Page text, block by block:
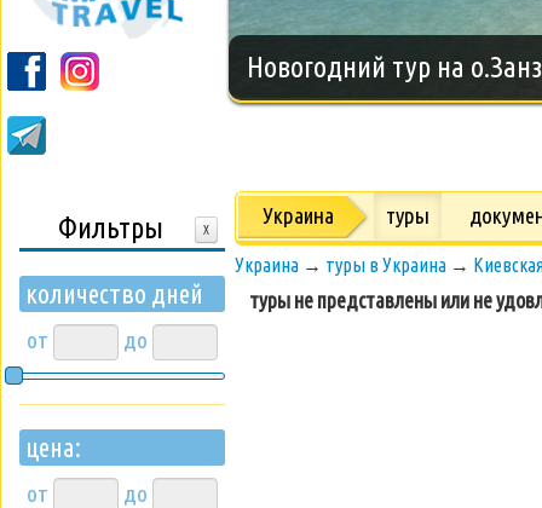
Новогодний тур на
Фильтры X
количество дней
от до
цена:
от до
Украина туры
Украина → туры в Украина →
туры не представлены или не